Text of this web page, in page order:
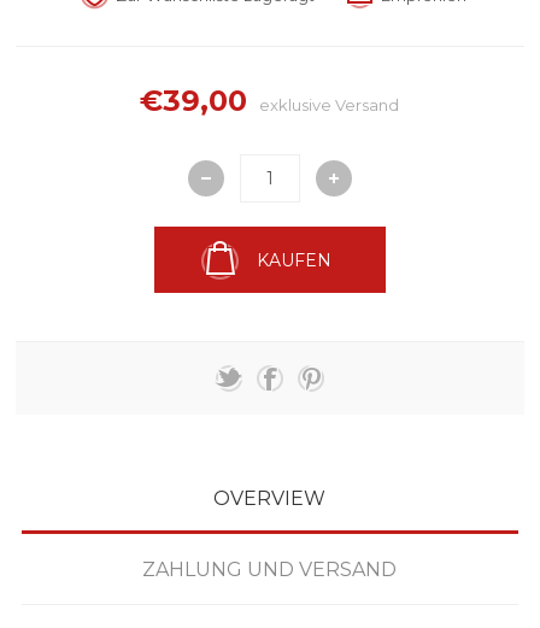
€39,00 exklusiveVersand
KAUFEN
OVERVIEW
ZAHLUNG UND VERSAND